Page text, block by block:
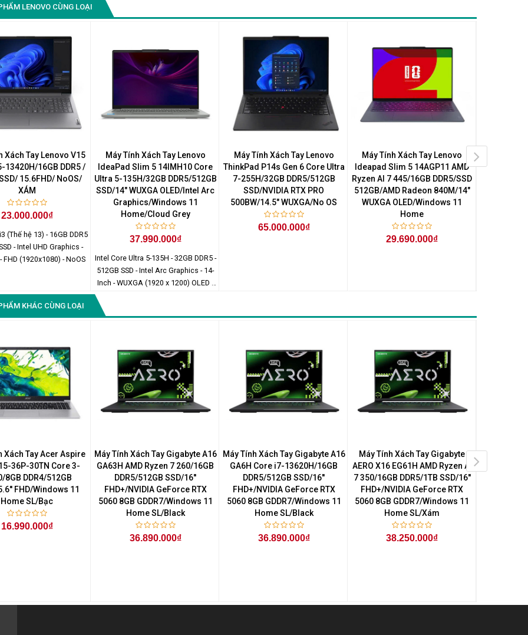
Màn Hình Máy Tính Lenovo
D19-10 18.5"...
2.150.000₫
Liên hệ0283 9847 690
để nhận báo giá tốt
nhất
LENOVO CÙNG LOẠI
Xách Tay Lenovo V15
13420H/16GB DDR5 /
15.6FHD/ NoOS/
XÁM
23.000.000₫
(Thế hệ 13) - 16GB DDR5
- Intel UHD Graphics -
FHD (1920x1080) - NoOS
Máy Tính Xách Tay Lenovo
IdeaPad Slim 5 14IMH10 Core
Ultra 5-135H/32GB DDR5/512GB
SSD/14" WUXGA OLED/Intel Arc
Graphics/Windows 11
Home/Cloud Grey
37.990.000₫
Intel Core Ultra 5-135H - 32GB DDR5 -
512GB SSD - Intel Arc Graphics - 14-
Inch - WUXGA (1920 x 1200) OLED -
Máy Tính Xách Tay Lenovo
ThinkPad P14s Gen 6 Core Ultra
7-255H/32GB DDR5/512GB
SSD/NVIDIA RTX PRO
500BW/14.5" WUXGA/No OS
65.000.000₫
Máy Tính Xách Tay Lenovo
Ideapad Slim 5 14AGP11 AMD
Ryzen AI 7 445/16GB DDR5/SSD
512GB/AMD Radeon 840M/14"
WUXGA OLED/Windows 11
Home
29.690.000₫
KHÁC CÙNG LOẠI
Xách Tay Acer Aspire
36P-30TN Core 3-
8GB DDR4/512GB
FHD/Windows 11
Home SL/Bạc
16.990.000₫
Máy Tính Xách Tay Gigabyte A16
GA63H AMD Ryzen 7 260/16GB
DDR5/512GB SSD/16''
FHD+/NVIDIA GeForce RTX
5060 8GB GDDR7/Windows 11
Home SL/Black
36.890.000₫
Máy Tính Xách Tay Gigabyte A16
GA6H Core i7-13620H/16GB
DDR5/512GB SSD/16''
FHD+/NVIDIA GeForce RTX
5060 8GB GDDR7/Windows 11
Home SL/Black
36.890.000₫
Máy Tính Xách Tay Gigabyte
AERO X16 EG61H AMD Ryzen AI
7 350/16GB DDR5/1TB SSD/16''
FHD+/NVIDIA GeForce RTX
5060 8GB GDDR7/Windows 11
Home SL/Xám
38.250.000₫